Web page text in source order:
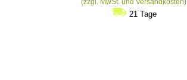
(zzgl. MwSt. und Versandkosten)
21 Tage